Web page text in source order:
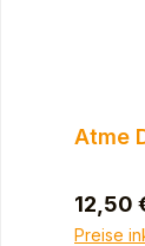
Atme
12,50
Preise